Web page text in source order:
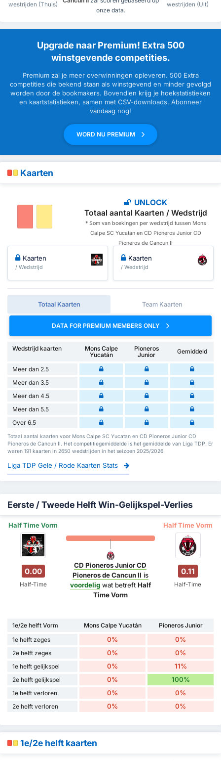
westrijden (Thuis)
onze data.
westrijden (Uit)
Upgrade naar Premium! Extra 500
winstgevende competities.
Premium zal je meer overwinningen opleveren. 500 Extra
competities die bekend staan als winstgevend en minder gevolgd
worden door de bookmakers. Bovendien krijg je hoekstatistieken
en kaartstatistieken, samen met CSV-downloads. Abonneer
vandaag nog!
WORD NU PREMIUM
Kaarten
UNLOCK
Totaal aantal Kaarten / Wedstrijd
* Som van boekingen per wedstrijd tussen Mons
Calpe SC Yucatan en CD Pioneros Junior CD
Pioneros de Cancun II
Kaarten
/ Wedstrijd
Kaarten
/ Wedstrijd
Totaal Kaarten Team Kaarten
DATA FOR PREMIUM MEMBERS ONLY
Wedstrijd kaarten
Mons Calpe
Yucatán
Pioneros
Junior
Gemiddeld
Meer dan 2.5
Meer dan 3.5
Meer dan 4.5
Meer dan 5.5
Over 6.5
Totaal aantal kaarten voor Mons Calpe SC Yucatan en CD Pioneros Junior CD
Pioneros de Cancun II. Het competitiegemiddelde is het gemiddelde van Liga TDP. Er
waren 191 kaarten in 2650 wedstrijden in het seizoen 2025/2026
Liga TDP Gele / Rode Kaarten Stats
Eerste / Tweede Helft Win-Gelijkspel-Verlies
Half Time Vorm Half Time Vorm
0.00
Half-Time
CD Pioneros Junior CD
Pioneros de Cancun II is
voordeligwat betreft Half
Time Vorm
0.11
Half-Time
1e/2e helft Vorm Mons Calpe Yucatán
Pioneros Junior
1e helft zeges
0% 0%
2e helft zeges 0% 0%
1e helft gelijkspel 0% 11%
2e helft gelijkspel 0% 100%
1e helft verloren 0% 0%
2e helft verloren 0% 0%
1e/2e helft kaarten